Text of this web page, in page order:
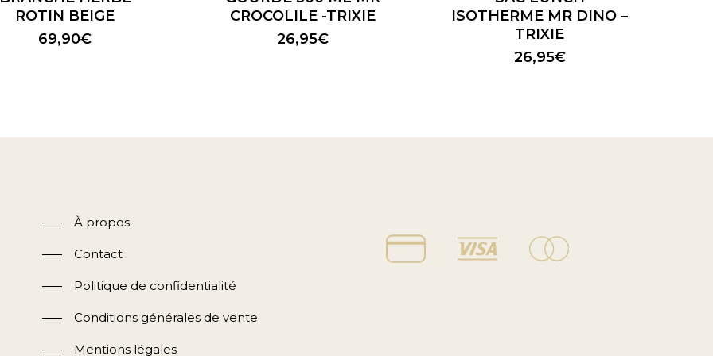
ROTIN BEIGE
69,90€
CROCOLILE -TRIXIE
26,95€
ISOTHERME MR DINO –
TRIXIE
26,95€
À propos
Contact
Politique de confidentialité
Conditions générales de vente
Mentions légales